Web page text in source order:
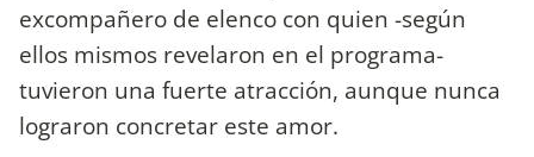
excompañero de elenco con quien -según
ellos mismos revelaron en el programa-
tuvieron una fuerte atracción, aunque nunca
lograron concretar este amor.